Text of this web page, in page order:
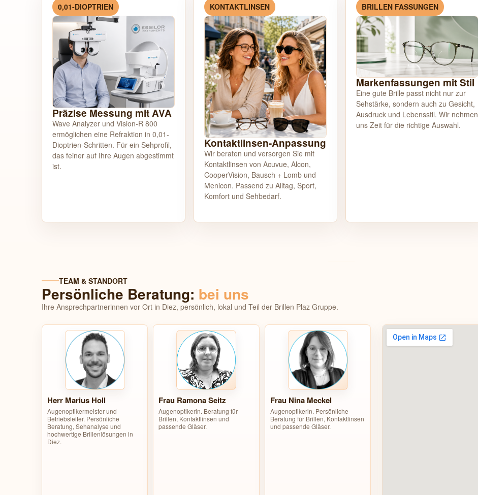
0,01-DIOPTRIEN
Präzise Messung mit AVA
Wave Analyzer und Vision-R 800
ermöglichen eine Refraktion in 0,01-
Dioptrien-Schritten. Für ein Sehprofil,
das feiner auf Ihre Augen abgestimmt
ist.
KONTAKTLINSEN
Kontaktlinsen-Anpassung
Wir beraten und versorgen Sie mit
Kontaktlinsen von Acuvue, Alcon,
CooperVision, Bausch + Lomb und
Menicon. Passend zu Alltag, Sport,
Komfort und Sehbedarf.
BRILLEN FASSUNGEN
Markenfassungen mit Stil
Eine gute Brille passt nicht nur zur
Sehstärke, sondern auch zu Gesicht,
Ausdruck und Lebensstil. Wir nehmen
uns Zeit für die richtige Auswahl.
TEAM & STANDORT
Persönliche Beratung: bei uns
Ihre Ansprechpartnerinnen vor Ort in Diez, persönlich, lokal und Teil der Brillen Plaz Gruppe.
Herr Marius Holl
Augenoptikermeister und
Betriebsleiter. Persönliche
Beratung, Sehanalyse und
hochwertige Brillenlösungen in
Diez.
Frau Ramona Seitz
Augenoptikerin. Beratung für
Brillen, Kontaktlinsen und
passende Gläser.
Frau Nina Meckel
Augenoptikerin. Persönliche
Beratung für Brillen, Kontaktlinsen
und passende Gläser.